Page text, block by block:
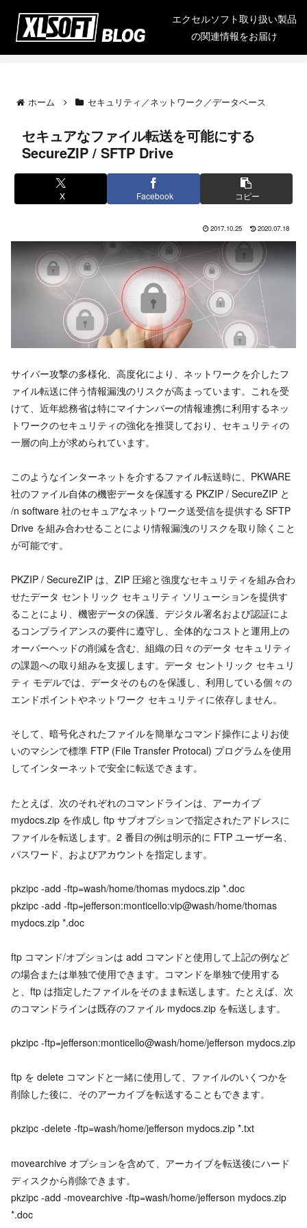
エクセルソフト取り扱い製品
の関連情報をお届け
ホーム セキュリティ／ネットワーク／データベース
セキュアなファイル転送を可能にする
SecureZIP / SFTP Drive
X Facebook コピー
2017.10.25 2020.07.18
サイバー攻撃の多様化、高度化により、ネットワークを介したフ
ァイル転送に伴う情報漏洩のリスクが高まっています。これを受
けて、近年総務省は特にマイナンバーの情報連携に利用するネッ
トワークのセキュリティの強化を推奨しており、セキュリティの
一層の向上が求められています。
このようなインターネットを介するファイル転送時に、PKWARE
社のファイル自体の機密データを保護する PKZIP / SecureZIP と
/n software 社のセキュアなネットワーク送受信を提供する SFTP
Drive を組み合わせることにより情報漏洩のリスクを取り除くこと
が可能です。
PKZIP / SecureZIP は、ZIP 圧縮と強度なセキュリティを組み合わ
せたデータ セントリック セキュリティ ソリューションを提供す
ることにより、機密データの保護、デジタル署名および認証によ
るコンプライアンスの要件に遵守し、全体的なコストと運用上の
オーバーヘッドの削減を含む、組織の日々のデータ セキュリティ
の課題への取り組みを支援します。データ セントリック セキュリ
ティ モデルでは、データそのものを保護し、利用している個々の
エンドポイントやネットワーク セキュリティに依存しません。
そして、暗号化されたファイルを簡単なコマンド操作によりお使
いのマシンで標準 FTP (File Transfer Protocal) プログラムを使用
してインターネットで安全に転送できます。
たとえば、次のそれぞれのコマンドラインは、アーカイブ
mydocs.zip を作成し ftp サブオプションで指定されたアドレスに
ファイルを転送します。2 番目の例は明示的に FTP ユーザー名、
パスワード、およびアカウントを指定します。
pkzipc -add -ftp=wash/home/thomas mydocs.zip *.doc
pkzipc -add -ftp=jefferson:monticello:vip@wash/home/thomas
mydocs.zip *.doc
ftp コマンド/オプションは add コマンドと使用して上記の例など
の場合または単独で使用できます。コマンドを単独で使用する
と、ftp は指定したファイルをそのまま転送します。たとえば、次
のコマンドラインは既存のファイル mydocs.zip を転送します。
pkzipc -ftp=jefferson:monticello@wash/home/jefferson mydocs.zip
ftp を delete コマンドと一緒に使用して、ファイルのいくつかを
削除した後に、そのアーカイブを転送することもできます。
pkzipc -delete -ftp=wash/home/jefferson mydocs.zip *.txt
movearchive オプションを含めて、アーカイブを転送後にハード
ディスクから削除できます。
pkzipc -add -movearchive -ftp=wash/home/jefferson mydocs.zip
*.doc